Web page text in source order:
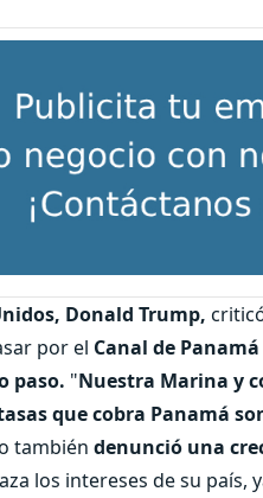
Donald Trump,
por el Canal de Panamá
paso. "Nuestra Marina y
que cobra Panamá
también denunció una
los intereses de su país,